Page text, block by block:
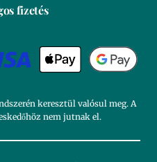
fizetés
keresztül valósul meg. A
nem jutnak el.